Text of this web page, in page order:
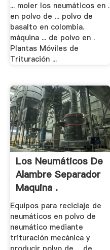
... moler los neumáticos en .
en polvo de ... polvo de
basalto en colombia.
máquina ... de polvo en .
Plantas Móviles de
Trituración ...
Los Neumáticos De
Alambre Separador
Maquina .
Equipos para reciclaje de
neumáticos en polvo de
neumático mediante
trituración mecánica y